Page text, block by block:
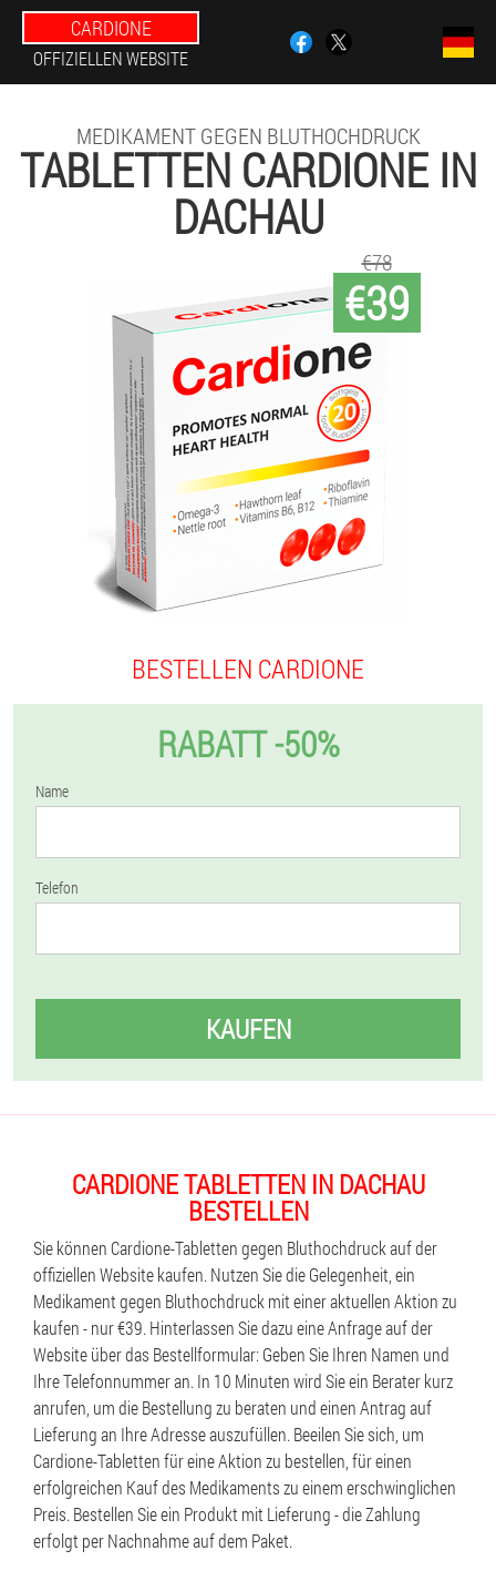
CARDIONE
OFFIZIELLEN WEBSITE
MEDIKAMENT GEGEN BLUTHOCHDRUCK
TABLETTEN CARDIONE IN
DACHAU
€39
€78
BESTELLEN CARDIONE
RABATT -50%
Name
Telefon
KAUFEN
CARDIONE TABLETTEN IN DACHAU
BESTELLEN
Sie können Cardione-Tabletten gegen Bluthochdruck auf der
offiziellen Website kaufen. Nutzen Sie die Gelegenheit, ein
Medikament gegen Bluthochdruck mit einer aktuellen Aktion zu
kaufen - nur €39. Hinterlassen Sie dazu eine Anfrage auf der
Website über das Bestellformular: Geben Sie Ihren Namen und
Ihre Telefonnummer an. In 10 Minuten wird Sie ein Berater kurz
anrufen, um die Bestellung zu beraten und einen Antrag auf
Lieferung an Ihre Adresse auszufüllen. Beeilen Sie sich, um
Cardione-Tabletten für eine Aktion zu bestellen, für einen
erfolgreichen Kauf des Medikaments zu einem erschwinglichen
Preis. Bestellen Sie ein Produkt mit Lieferung - die Zahlung
erfolgt per Nachnahme auf dem Paket.